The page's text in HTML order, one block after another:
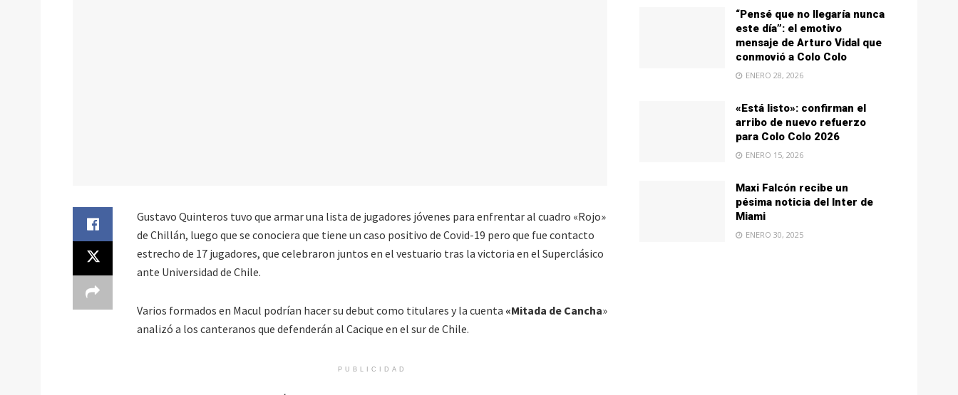
Gustavo Quinteros tuvo que armar una lista de jugadores jóvenes para enfrentar al cuadro «Rojo»
de Chillán, luego que se conociera que tiene un caso positivo de Covid-19 pero que fue contacto
estrecho de 17 jugadores, que celebraron juntos en el vestuario tras la victoria en el Superclásico
ante Universidad de Chile.
Varios formados en Macul podrían hacer su debut como titulares y la cuenta «Mitada de Cancha»
analizó a los canteranos que defenderán al Cacique en el sur de Chile.
PUBLICIDAD
“Pensé que no llegaría nunca
este día”: el emotivo
mensaje de Arturo Vidal que
conmovió a Colo Colo
ENERO 28, 2026
«Está listo»: confirman el
arribo de nuevo refuerzo
para Colo Colo 2026
ENERO 15, 2026
Maxi Falcón recibe un
pésima noticia del Inter de
Miami
ENERO 30, 2025